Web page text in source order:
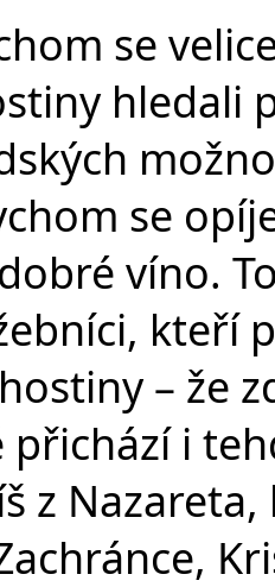
se
hledali
se
víno.
kteří
– že
přichází i
z